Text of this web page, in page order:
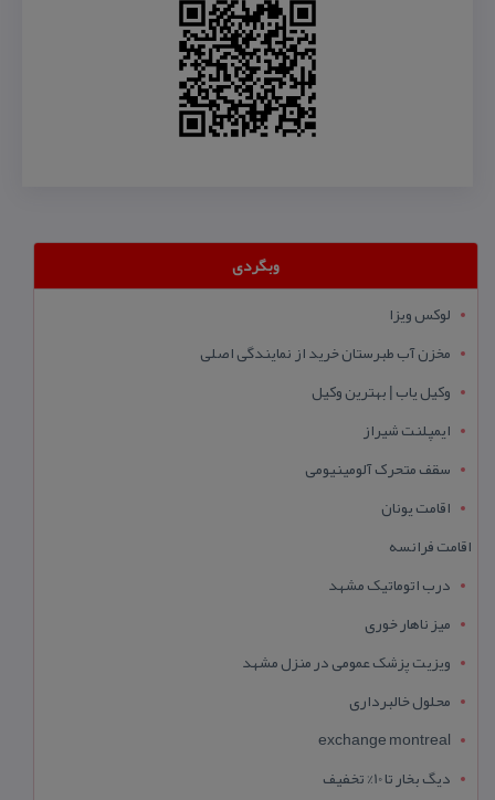
وبگردی
لوکس ویزا
مخزن آب طبرستان خرید از نمایندگی اصلی
وکیل یاب | بهترین وکیل
ایمپلنت شیراز
سقف متحرک آلومینیومی
اقامت یونان
اقامت فرانسه
درب اتوماتیک مشهد
میز ناهار خوری
ویزیت پزشک عمومی در منزل مشهد
محلول خالبرداری
exchange montreal
دیگ بخار تا 10% تخفیف